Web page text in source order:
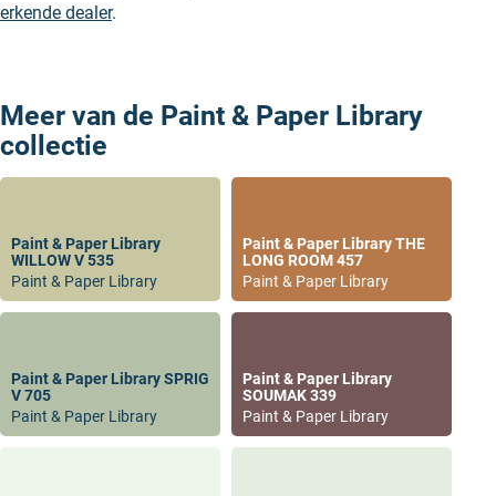
erkende dealer.
Meer van de Paint & Paper Library
collectie
Paint & Paper Library
WILLOW V 535
Paint & Paper Library
Paint & Paper Library THE
LONG ROOM 457
Paint & Paper Library
Paint & Paper Library SPRIG
V 705
Paint & Paper Library
Paint & Paper Library
SOUMAK 339
Paint & Paper Library